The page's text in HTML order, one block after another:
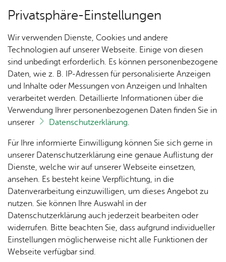
Un­se­re Ort­schaft
Ak­tu­
1250
Jahre
Ai­lin­
gen
Zah­
len,
Daten
& Fak­
ten
Ai­lin­
ger
Fe­ri­
en­
Orts­
vor­
& Ort­
schaft
s­rat
Ver­
eins­le­
ben
Ak­ti­on
mein­
sinn
Ai­lin­
gen
Öf­
fent­li­
Bil­der
Orts­
plan
Aus­bil­
dung
& of­fe­
Ver­an­stal­tun­gen
Ter­min spei­chern
Ver­an­stal­tung dru­cken
Vor­le­sen
Beats & Bott­les – Wine, Food
& Vibes
Frei­tag, 18. Juni 2027, 16:00 Uhr
Juni 2027, 22:00 Uhr
Privatsphäre-Einstellungen
Wir verwenden Dienste, Cookies und andere
Technologien auf unserer Webseite. Einige von diesen
sind unbedingt erforderlich. Es können personenbezogene
Daten, wie z. B. IP-Adressen für personalisierte Anzeigen
und Inhalte oder Messungen von Anzeigen und Inhalten
verarbeitet werden. Detaillierte Informationen über die
Verwendung Ihrer personenbezogenen Daten finden Sie in
unserer
Datenschutzerklärung.
Für Ihre informierte Einwilligung können Sie sich gerne in
unserer Datenschutzerklärung eine genaue Auflistung der
Dienste, welche wir auf unserer Webseite einsetzen,
ansehen. Es besteht keine Verpflichtung, in die
Datenverarbeitung einzuwilligen, um dieses Angebot zu
nutzen. Sie können Ihre Auswahl in der
Datenschutzerklärung auch jederzeit bearbeiten oder
widerrufen. Bitte beachten Sie, dass aufgrund individueller
Einstellungen möglicherweise nicht alle Funktionen der
Webseite verfügbar sind.